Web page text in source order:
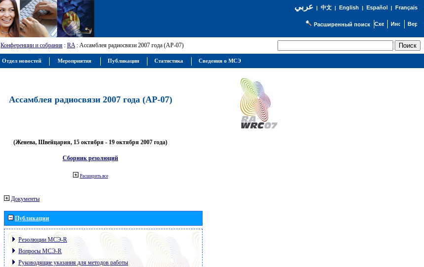
عربي| 中文| English | Español | Français
Расширенный поиск
Конференции и собрания : RA: Ассамблея радиосвязи 2007 года (АР-07)
Ассамблея радиосвязи 2007 года (АР-07)
(Женева, Швейцария, 15 октября - 19 октября 2007 года)
Сборник резолюций
Расширить все
Документы
Публикации
Резолюции МСЭ-R
Вопросы МСЭ-R
Руководящие указания для методов работы
Отдел новостей Мероприятия Публикации Статистика Сведения о МСЭ